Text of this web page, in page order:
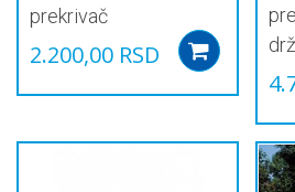
prekrivač
2.200,00 RSD Add